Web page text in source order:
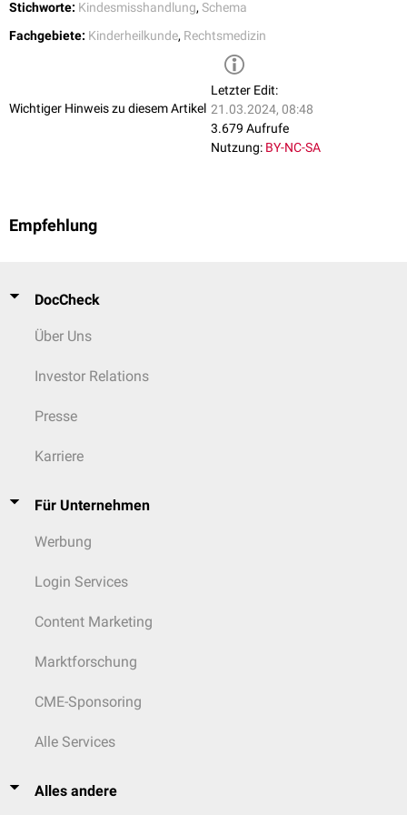
Stichworte: Kindesmisshandlung, Schema
Fachgebiete: Kinderheilkunde, Rechtsmedizin
Wichtiger Hinweis zu diesem Artikel
Letzter Edit:
21.03.2024, 08:48
3.679 Aufrufe
Nutzung: BY-NC-SA
Empfehlung
DocCheck
Über Uns
Investor Relations
Presse
Karriere
Für Unternehmen
Werbung
Login Services
Content Marketing
Marktforschung
CME-Sponsoring
Alle Services
Alles andere